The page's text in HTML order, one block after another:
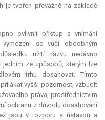
je tvořen převážně na základě
ovlivnit přístup a vnímání
se vůči obdobným
užití názvu nedávno
jedním ze způsobů, kterým lze
trhu dosahovat. Tímto
vyšší pozornost, vzbudit
práva, prostřednictvím
ochranu z důvodu dosahování
jsou v rozporu s ústavou a